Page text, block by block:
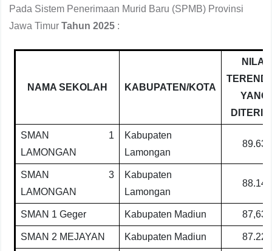
Pada Sistem Penerimaan Murid Baru (SPMB) Provinsi
Jawa Timur Tahun 2025 :
NAMA SEKOLAH KABUPATEN/KOTA
NILAI
YANG
SMAN 1
LAMONGAN
Kabupaten
Lamongan
89.63
SMAN 3
LAMONGAN
Kabupaten
Lamongan
88.14
SMAN 1 Geger Kabupaten Madiun 87,63
SMAN 2 MEJAYAN Kabupaten Madiun 87.22